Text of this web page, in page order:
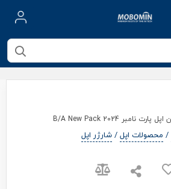
/ محصولات اپل/شارژر اپل